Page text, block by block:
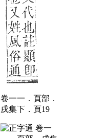
卷一一．頁部．
戌集下．頁19